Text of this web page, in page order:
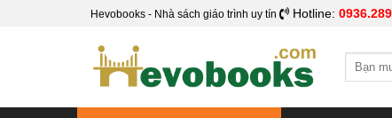
Hevobooks - Nhà sách giáo trình uy tín Hotline:
Search